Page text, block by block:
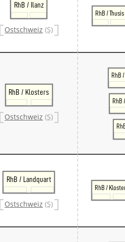
RhB / Ilanz
Ostschweiz (S)
RhB / Thusis
RhB / Klosters
Ostschweiz (S)
RhB
RhB
RhB / Landquart
Ostschweiz (S)
RhB /